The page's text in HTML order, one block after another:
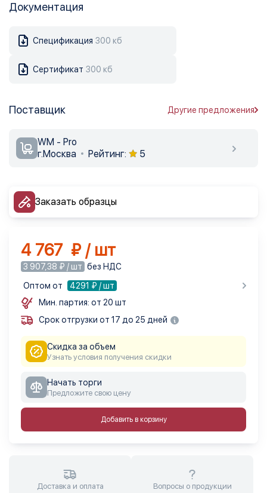
Документация
Спецификация 300 кб
Сертификат 300 кб
Поставщик Другие предложения
WM - Pro
г.Москва
Рейтинг: 5
Заказать образцы
4 767 ₽ / шт
3 907,38 ₽ / шт без НДС
Оптом от
4291 ₽ / шт
Мин. партия: от 20 шт
Срок отгрузки от 17 до 25 дней
Скидка за объем
Узнать условия получения скидки
Начать торги
Предложите свою цену
Добавить в корзину
Доставка и оплата Вопросы о продукции